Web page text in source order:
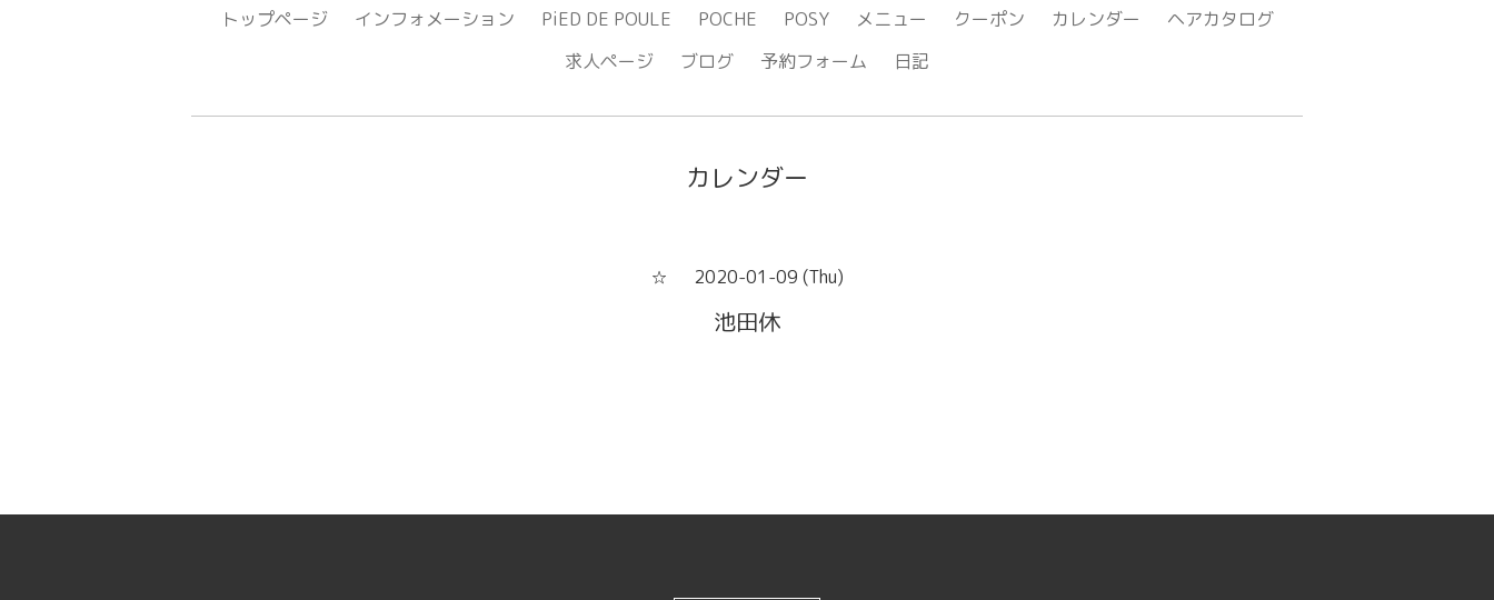
トップページ インフォメーション PiED DE POULE POCHE POSY メニュー クーポン カレンダー
ヘアカタログ
求人ページ
ブログ 予約フォーム 日記
カレンダー
☆ 2020-01-09 (Thu)
池田休